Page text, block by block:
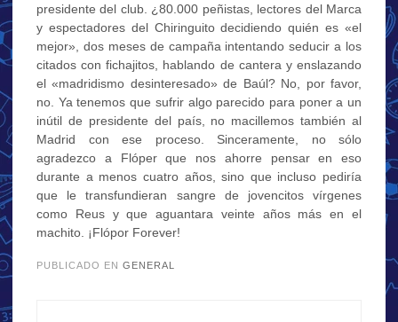
presidente del club. ¿80.000 peñistas, lectores del Marca
y espectadores del Chiringuito decidiendo quién es «el
mejor», dos meses de campaña intentando seducir a los
citados con fichajitos, hablando de cantera y enslazando
el «madridismo desinteresado» de Baúl? No, por favor,
no. Ya tenemos que sufrir algo parecido para poner a un
inútil de presidente del país, no macillemos también al
Madrid con ese proceso. Sinceramente, no sólo
agradezco a Flóper que nos ahorre pensar en eso
durante a menos cuatro años, sino que incluso pediría
que le transfundieran sangre de jovencitos vírgenes
como Reus y que aguantara veinte años más en el
machito. ¡Flópor Forever!
PUBLICADO EN GENERAL